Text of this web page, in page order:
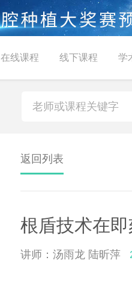
在线课程 线下课程 学
返回列表
根盾技术在即
讲师：汤雨龙 陆昕萍